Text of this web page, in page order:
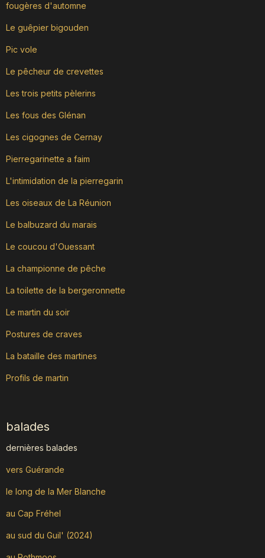
fougères d'automne
Le guêpier bigouden
Pic vole
Le pêcheur de crevettes
Les trois petits pèlerins
Les fous des Glénan
Les cigognes de Cernay
Pierregarinette a faim
L'intimidation de la pierregarin
Les oiseaux de La Réunion
Le balbuzard du marais
Le coucou d'Ouessant
La championne de pêche
La toilette de la bergeronnette
Le martin du soir
Postures de craves
La bataille des martines
Profils de martin
balades
dernières balades
vers Guérande
le long de la Mer Blanche
au Cap Fréhel
au sud du Guil' (2024)